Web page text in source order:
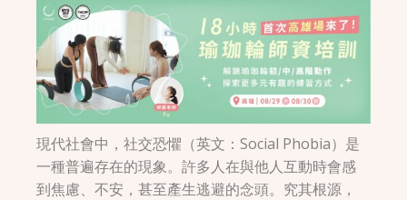
現代社會中，社交恐懼（英文：Social Phobia）是
一種普遍存在的現象。許多人在與他人互動時會感
到焦慮、不安，甚至產生逃避的念頭。究其根源，